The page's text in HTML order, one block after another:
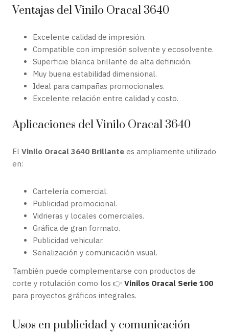
Ventajas del Vinilo Oracal 3640
Excelente calidad de impresión.
Compatible con impresión solvente y ecosolvente.
Superficie blanca brillante de alta definición.
Muy buena estabilidad dimensional.
Ideal para campañas promocionales.
Excelente relación entre calidad y costo.
Aplicaciones del Vinilo Oracal 3640
El Vinilo Oracal 3640 Brillante es ampliamente utilizado
en:
Cartelería comercial.
Publicidad promocional.
Vidrieras y locales comerciales.
Gráfica de gran formato.
Publicidad vehicular.
Señalización y comunicación visual.
También puede complementarse con productos de
corte y rotulación como los 👉 Vinilos Oracal Serie 100
para proyectos gráficos integrales.
Usos en publicidad y comunicación